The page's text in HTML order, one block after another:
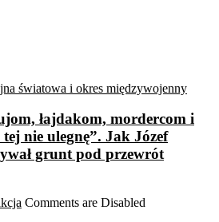
światowa i okres międzywojenny
łajdakom, mordercom i
nie ulegnę”. Jak Józef
grunt pod przewrót
Comments are Disabled